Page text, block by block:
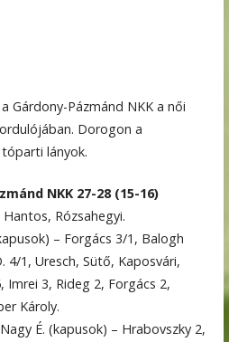
Gárdony-Pázmánd NKK a női
Dorogon a
lányok.
NKK 27-28 (15-16)
Rózsahegyi.
– Forgács 3/1, Balogh
4/1, Uresch, Sütő, Kaposvári,
Imrei 3, Rideg 2, Forgács 2,
Károly.
É. (kapusok) – Hrabovszky 2,